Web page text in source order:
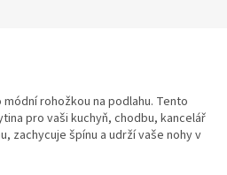
rohožkou na podlahu. Tento
pro vaši kuchyň, chodbu, kancelář
zachycuje špínu a udrží vaše nohy v